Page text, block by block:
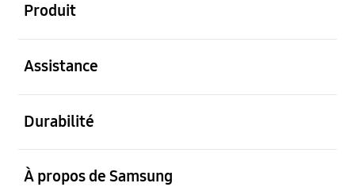
Produit
Assistance
Durabilité
À propos de Samsung